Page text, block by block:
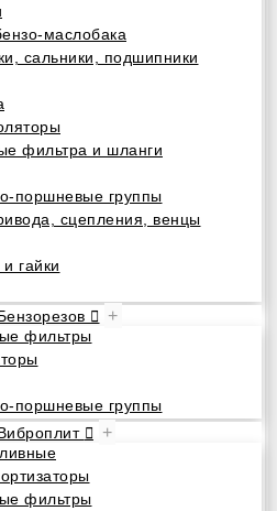
маслобака
сальники, подшипники
фильтра и шланги
поршневые группы
сцепления, венцы
гайки
+
фильтры
поршневые группы
+
фильтры